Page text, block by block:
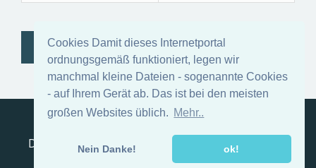
Cookies Damit dieses Internetportal
ordnungsgemäß funktioniert, legen wir
manchmal kleine Dateien - sogenannte Cookies
- auf Ihrem Gerät ab. Das ist bei den meisten
großen Websites üblich. Mehr..
Nein Danke! ok!
PILION, FERIENHAUS PILION
Datenschutzerklärung
Pilion, Ferienhaus Pilion
Vorteile, wenn Sie nach Thessaloniki fliegen